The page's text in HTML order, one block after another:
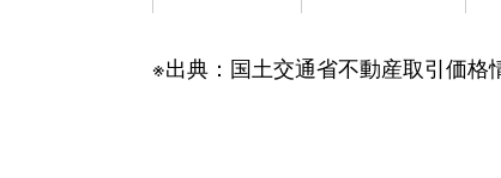
文京町
2,500万円
※出典：国土交通省不動産取引価格